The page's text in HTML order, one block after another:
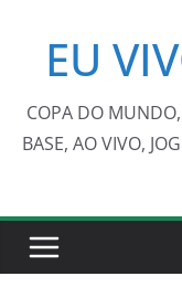
conteúdo
EU
COPA DO MUNDO,
BASE, AO VIVO,